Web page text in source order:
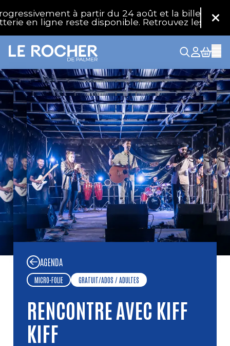
à partir du 24 août et la billetterie
reste disponible. Retrouvez les réponses à
AGENDA
MICRO-FOLIE GRATUIT/ADOS / ADULTES
RENCONTRE AVEC KIFF
KIFF